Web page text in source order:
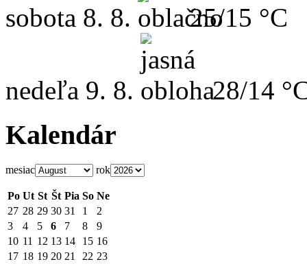
sobota 8. 8. 25/15 °C
nedeľa 9. 8. 28/14
Kalendár
mesiac rok
Po Ut St Št Pia So Ne
27 28 29 30 31 1
2
3
4 5 6 7 8
9
10 11 12 13 14 15 16
17 18 19 20 21 22 23